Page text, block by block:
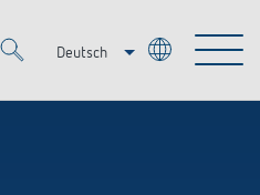
Deutsch
Italiano